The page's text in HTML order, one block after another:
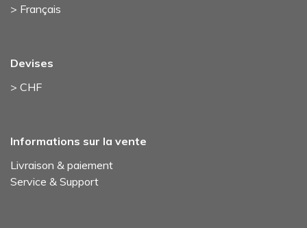
> Français
Devises
> CHF
Informations sur la vente
Livraison & paiement
Service & Support